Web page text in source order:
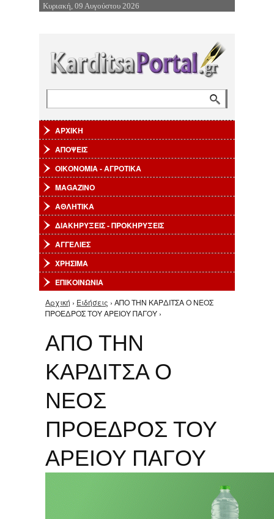
Επιστροφή στην Πλοήγηση
Κυριακή, 09 Αυγούστου 2026
ΑΡΧΙΚΗ
ΑΠΟΨΕΙΣ
ΟΙΚΟΝΟΜΙΑ - ΑΓΡΟΤΙΚΑ
MAGAZINO
ΑΘΛΗΤΙΚΑ
ΔΙΑΚΗΡΥΞΕΙΣ - ΠΡΟΚΗΡΥΞΕΙΣ
ΑΓΓΕΛΙΕΣ
ΧΡΗΣΙΜΑ
ΕΠΙΚΟΙΝΩΝΙΑ
Είστε εδώ
Αρχική › Ειδήσεις › ΑΠΟ ΤΗΝ ΚΑΡΔΙΤΣΑ Ο ΝΕΟΣ
ΠΡΟΕΔΡΟΣ ΤΟΥ ΑΡΕΙΟΥ ΠΑΓΟΥ ›
ΑΠΟ ΤΗΝ
ΚΑΡΔΙΤΣΑ Ο
ΝΕΟΣ
ΠΡΟΕΔΡΟΣ ΤΟΥ
ΑΡΕΙΟΥ ΠΑΓΟΥ